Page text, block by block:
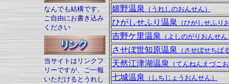
なんでも結構です。
ご自由にお書き込み
ください
当サイトはリンクフ
リーですが、ご一報
いただけるとうれし
嬉野温泉（うれしのおんせん）
ひがしせふり温泉（ひがしせふり
吉野ケ里温泉 （よしのがりおんせん
させぼ世知原温泉（させぼせちば
天然江津湖温泉 （てんねんえづこ
七城温泉 （しちじょうおんせん）